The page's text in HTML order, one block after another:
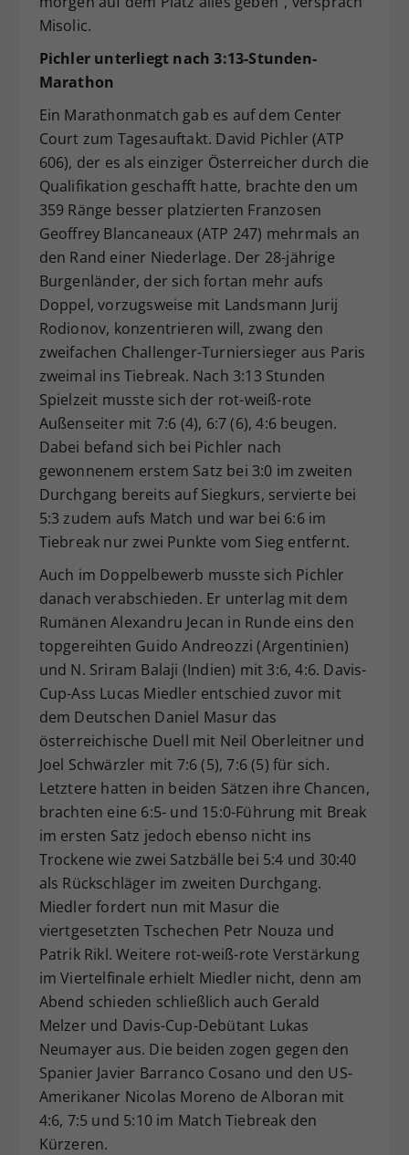
Misolic.
Pichler unterliegt nach 3:13-Stunden-
Marathon
Ein Marathonmatch gab es auf dem Center
Court zum Tagesauftakt. David Pichler (ATP
606), der es als einziger Österreicher durch die
Qualifikation geschafft hatte, brachte den um
359 Ränge besser platzierten Franzosen
Geoffrey Blancaneaux (ATP 247) mehrmals an
den Rand einer Niederlage. Der 28-jährige
Burgenländer, der sich fortan mehr aufs
Doppel, vorzugsweise mit Landsmann Jurij
Rodionov, konzentrieren will, zwang den
zweifachen Challenger-Turniersieger aus Paris
zweimal ins Tiebreak. Nach 3:13 Stunden
Spielzeit musste sich der rot-weiß-rote
Außenseiter mit 7:6 (4), 6:7 (6), 4:6 beugen.
Dabei befand sich bei Pichler nach
gewonnenem erstem Satz bei 3:0 im zweiten
Durchgang bereits auf Siegkurs, servierte bei
5:3 zudem aufs Match und war bei 6:6 im
Tiebreak nur zwei Punkte vom Sieg entfernt.
Auch im Doppelbewerb musste sich Pichler
danach verabschieden. Er unterlag mit dem
Rumänen Alexandru Jecan in Runde eins den
topgereihten Guido Andreozzi (Argentinien)
und N. Sriram Balaji (Indien) mit 3:6, 4:6. Davis-
Cup-Ass Lucas Miedler entschied zuvor mit
dem Deutschen Daniel Masur das
österreichische Duell mit Neil Oberleitner und
Joel Schwärzler mit 7:6 (5), 7:6 (5) für sich.
Letztere hatten in beiden Sätzen ihre Chancen,
brachten eine 6:5- und 15:0-Führung mit Break
im ersten Satz jedoch ebenso nicht ins
Trockene wie zwei Satzbälle bei 5:4 und 30:40
als Rückschläger im zweiten Durchgang.
Miedler fordert nun mit Masur die
viertgesetzten Tschechen Petr Nouza und
Patrik Rikl. Weitere rot-weiß-rote Verstärkung
im Viertelfinale erhielt Miedler nicht, denn am
Abend schieden schließlich auch Gerald
Melzer und Davis-Cup-Debütant Lukas
Neumayer aus. Die beiden zogen gegen den
Spanier Javier Barranco Cosano und den US-
Amerikaner Nicolas Moreno de Alboran mit
4:6, 7:5 und 5:10 im Match Tiebreak den
Kürzeren.